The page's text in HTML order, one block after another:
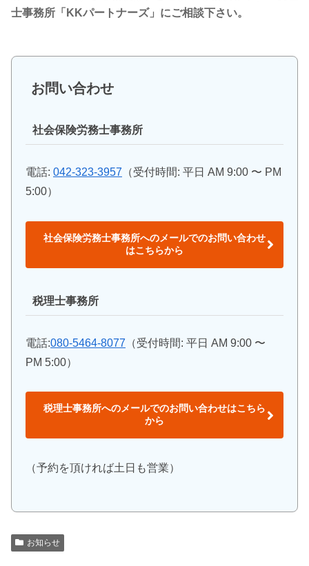
士事務所「KKパートナーズ」にご相談下さい。
お問い合わせ
社会保険労務士事務所
電話: 042-323-3957 （受付時間: 平日 AM 9:00 〜 PM
5:00）
社会保険労務士事務所へのメールでのお問い合わせ
はこちらから
税理士事務所
電話:080-5464-8077 （受付時間: 平日 AM 9:00 〜
PM 5:00）
税理士事務所へのメールでのお問い合わせはこちら
から
（予約を頂ければ土日も営業）
お知らせ